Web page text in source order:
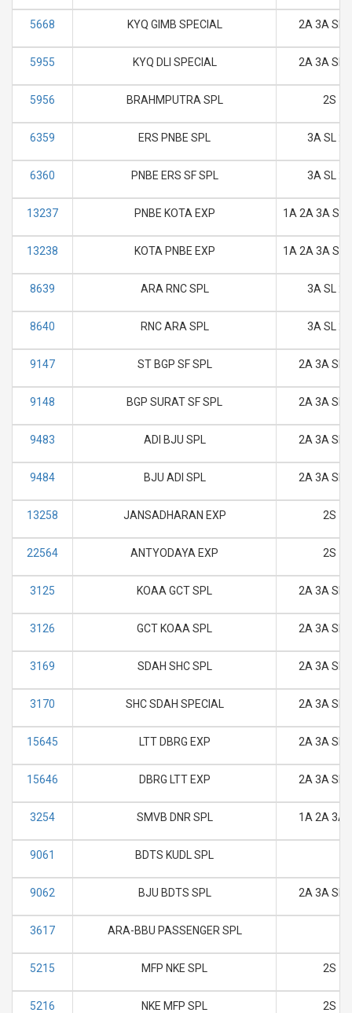
5668 KYQ GIMB SPECIAL 2A 3A SL
5955 KYQ DLI SPECIAL 2A 3A SL
5956 BRAHMPUTRA SPL 2S
6359 ERS PNBE SPL 3A SL 2S
6360 PNBE ERS SF SPL 3A SL 2S
13237 PNBE KOTA EXP 1A 2A 3A SL
13238 KOTA PNBE EXP 1A 2A 3A SL
8639 ARA RNC SPL 3A SL 2S
8640 RNC ARA SPL 3A SL 2S
9147 ST BGP SF SPL 2A 3A SL
9148 BGP SURAT SF SPL 2A 3A SL
9483 ADI BJU SPL 2A 3A SL
9484 BJU ADI SPL 2A 3A SL
13258 JANSADHARAN EXP 2S
22564 ANTYODAYA EXP 2S
3125 KOAA GCT SPL 2A 3A SL
3126 GCT KOAA SPL 2A 3A SL
3169 SDAH SHC SPL 2A 3A SL
3170 SHC SDAH SPECIAL 2A 3A SL
15645 LTT DBRG EXP 2A 3A SL
15646 DBRG LTT EXP 2A 3A SL
3254 SMVB DNR SPL 1A 2A 3A
9061 BDTS KUDL SPL
9062 BJU BDTS SPL 2A 3A SL
3617 ARA-BBU PASSENGER SPL
5215 MFP NKE SPL 2S
5216 NKE MFP SPL 2S